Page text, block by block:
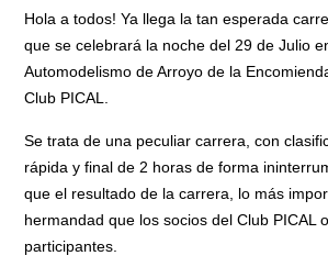
Hola a todos! Ya llega la tan esperada
que se celebrará la noche del 29 de Julio
Automodelismo de Arroyo de la
Club PICAL.
Se trata de una peculiar carrera, con
rápida y final de 2 horas de forma
que el resultado de la carrera, lo más
hermandad que los socios del Club PICAL
participantes.